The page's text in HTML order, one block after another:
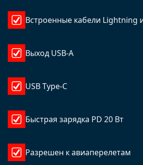
Встроенные кабели Lightning
Выход USB-A
USB Type-C
Быстрая зарядка PD 20 Вт
Разрешен к авиаперелетам